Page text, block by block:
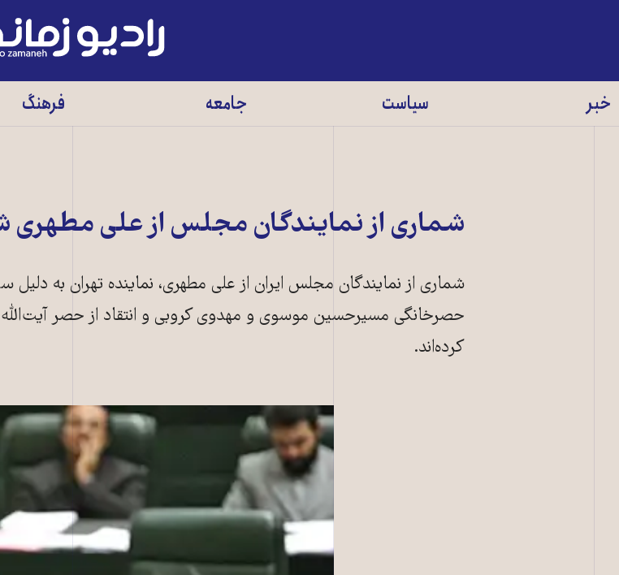
رادیو
زمانه
خبر سیاست جامعه فرهنگ
شماری از نمايندگان مجلس از علی مطهری
شماری از نمايندگان مجلس ايران از علی مطهری، نماينده تهران به دليل
حصرخانگی مسيرحسين موسوی و مهدوی کروبی و انتقاد از حصر
کرده‌اند.